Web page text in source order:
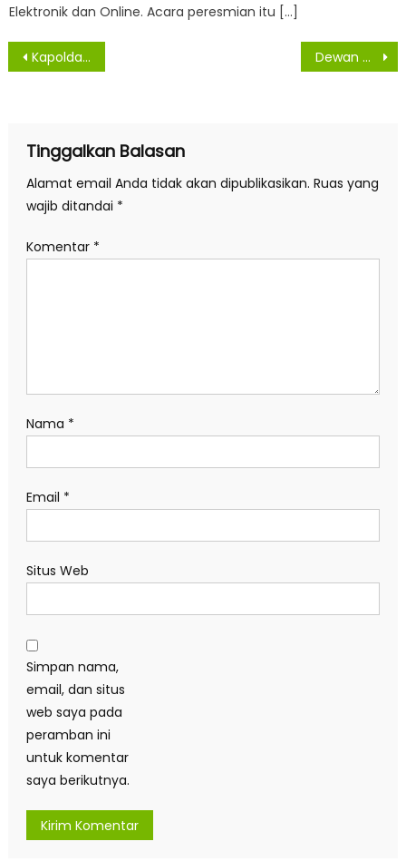
Elektronik dan Online. Acara peresmian itu […]
Navigasi
Kapolda Sumut Tinjau Vaksinasi 2.000 Warga Binaan Pemasyarakatan Rutan Kelas I Medan Dewan Dukung Wali Kota Medan Agar Camat dan Lurah Lakukan Pendataan
Tinggalkan Balasan
Alamat email Anda tidak akan dipublikasikan. Ruas yang
wajib ditandai *
Komentar *
Nama *
Email *
Situs Web
Simpan nama,
email, dan situs
web saya pada
peramban ini
untuk komentar
saya berikutnya.